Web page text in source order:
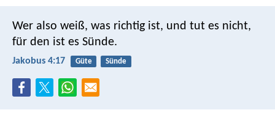
Wer also weiß, was richtig ist, und tut es nicht,
für den ist es Sünde.
Jakobus 4:17 Güte Sünde